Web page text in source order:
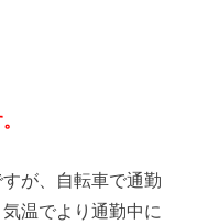
が、自転車で通勤
温でより通勤中に